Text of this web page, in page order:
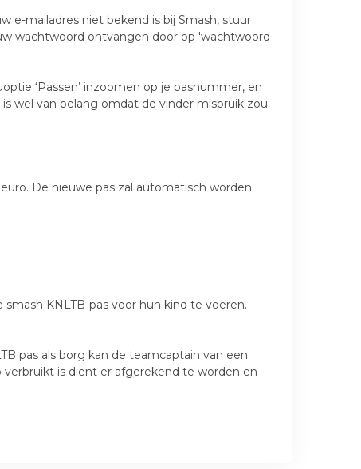
e-mailadres niet bekend is bij Smash, stuur
wachtwoord ontvangen door op 'wachtwoord
‘Passen’ inzoomen op je pasnummer, en
wel van belang omdat de vinder misbruik zou
De nieuwe pas zal automatisch worden
KNLTB-pas voor hun kind te voeren.
pas als borg kan de teamcaptain van een
is dient er afgerekend te worden en